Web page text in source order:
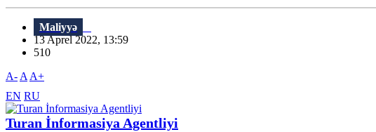
Maliyyə
13 Aprel 2022, 13:59
510
A- A A+
EN RU
Turan İnformasiya Agentliyi